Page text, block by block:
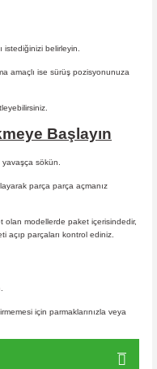
istediğinizi belirleyin.
amaçlı ise sürüş pozisyonunuza
Başlayın
yavaşça sökün.
parça parça açmanız
olan modellerde paket içerisindedir,
açıp parçaları kontrol ediniz.
için parmaklarınızla veya